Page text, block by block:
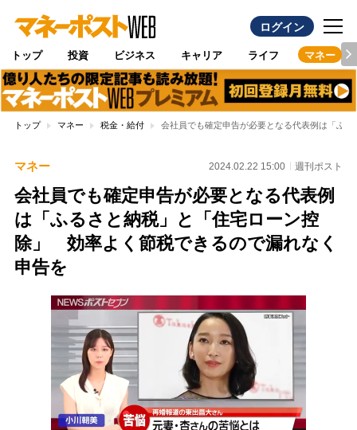
ログイン
トップ 投資 ビジネス キャリア ライフ マネー
トップ マネー 税金・給付 会社員でも確定申告が必要となる代表例は「ふ
マネー 2024.02.22 15:00 週刊ポスト
会社員でも確定申告が必要となる代表例
は「ふるさと納税」と「住宅ローン控
除」 効率よく節税できるので漏れなく
申告を